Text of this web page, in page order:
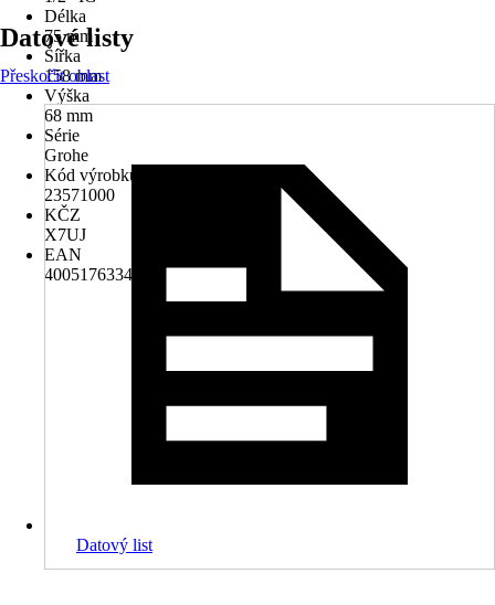
Délka
75 mm
Šířka
158 mm
Výška
68 mm
Série
Grohe
Kód výrobku
23571000
KČZ
X7UJ
EAN
4005176334276
Datové listy
Přeskočit oblast
Datový list